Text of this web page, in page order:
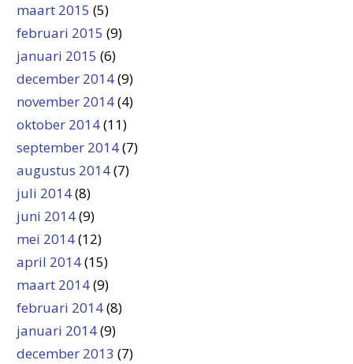
maart 2015 (5)
februari 2015 (9)
januari 2015 (6)
december 2014(9)
november 2014(4)
oktober 2014(11)
september 2014(7)
augustus 2014(7)
juli 2014(8)
juni 2014(9)
mei 2014(12)
april 2014(15)
maart 2014(9)
februari 2014(8)
januari 2014(9)
december 2013 (7)